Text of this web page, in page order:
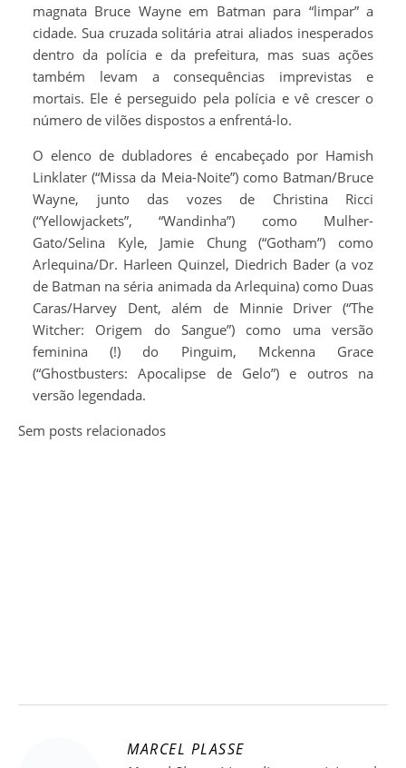
magnata Bruce Wayne em Batman para “limpar” a
cidade. Sua cruzada solitária atrai aliados inesperados
dentro da polícia e da prefeitura, mas suas ações
também levam a consequências imprevistas e
mortais. Ele é perseguido pela polícia e vê crescer o
número de vilões dispostos a enfrentá-lo.
O elenco de dubladores é encabeçado por Hamish
Linklater (“Missa da Meia-Noite”) como Batman/Bruce
Wayne, junto das vozes de Christina Ricci
(“Yellowjackets”, “Wandinha”) como Mulher-
Gato/Selina Kyle, Jamie Chung (“Gotham”) como
Arlequina/Dr. Harleen Quinzel, Diedrich Bader (a voz
de Batman na séria animada da Arlequina) como Duas
Caras/Harvey Dent, além de Minnie Driver (“The
Witcher: Origem do Sangue”) como uma versão
feminina (!) do Pinguim, Mckenna Grace
(“Ghostbusters: Apocalipse de Gelo”) e outros na
versão legendada.
Sem posts relacionados
MARCEL PLASSE